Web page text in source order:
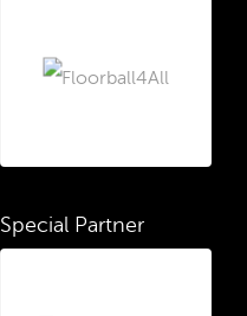
Special Partner